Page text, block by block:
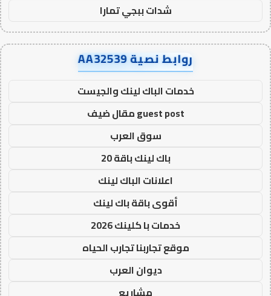
شدات ببجي تمارا
روابط نصية AA32539
خدمات الباك لينك والجيست
guest post مقال ضيف
سوق العرب
باك لينك باقة 20
اعلانات الباك لينك
أقوى باقة باك لينك
خدمات با كلينك 2026
موقع تجاربنا تجارب الحياه
ديوان العرب